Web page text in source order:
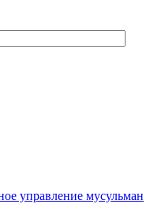
управление мусульман